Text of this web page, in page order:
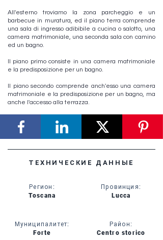
All'esterno troviamo la zona parcheggio e un
barbecue in muratura, ed il piano terra comprende
una sala di ingresso adibibile a cucina o salotto, una
camera matrimoniale, una seconda sala con camino
ed un bagno.
Il piano primo consiste in una camera matrimoniale
e la predisposizione per un bagno.
Il piano secondo comprende anch'esso una camera
matrimoniale e la predisposizione per un bagno, ma
anche l'accesso alla terrazza.
ТЕХНИЧЕСКИЕ ДАННЫЕ
Регион :
Toscana
Муниципалитет:
Forte
Провинция:
Lucca
Район:
Centro storico